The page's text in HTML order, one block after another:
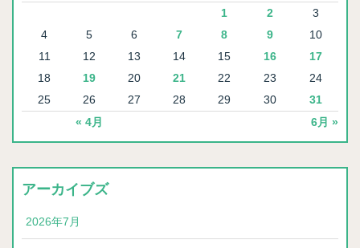
« 4月 6月 »
1 2
3
4
5 6 7 8 9
10
11
12 13 14 15 16
17
18
19 20 21 22 23
24
25
26 27 28 29 30 31
アーカイブズ
2026年7月